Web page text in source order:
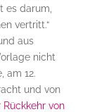
es darum,
vertritt.“
aus
nicht
am 12.
und von
von